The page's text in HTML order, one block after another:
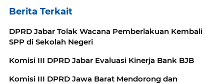
Berita Terkait
DPRD Jabar Tolak Wacana Pemberlakuan Kembali
SPP di Sekolah Negeri
Komisi III DPRD Jabar Evaluasi Kinerja Bank BJB
Komisi III DPRD Jawa Barat Mendorong dan